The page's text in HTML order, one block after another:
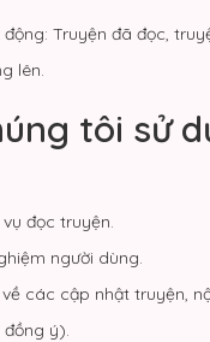
Truyện đã đọc,
lên.
tôi sử
đọc truyện.
người dùng.
các cập nhật truyện,
ý).